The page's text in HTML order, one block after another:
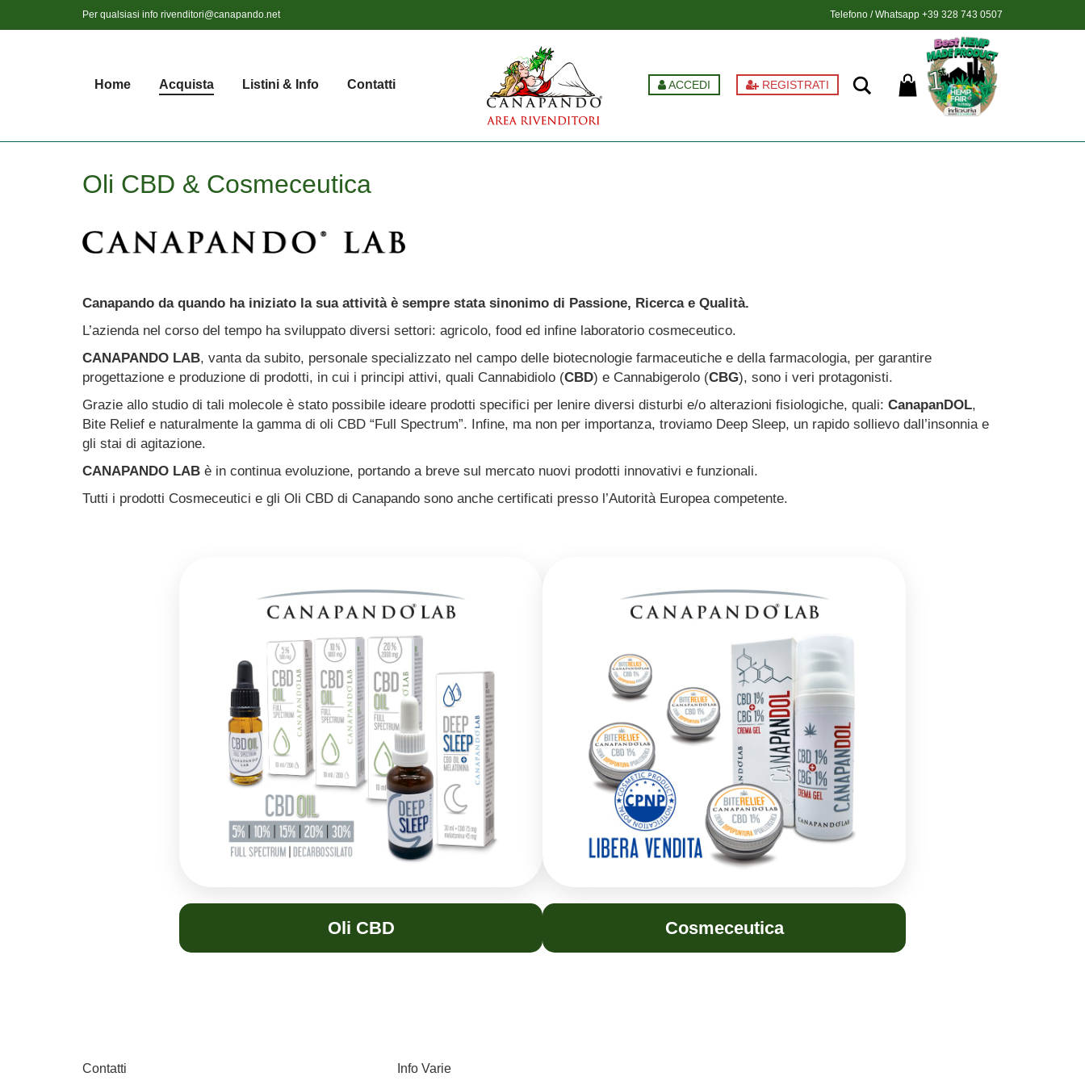
Per qualsiasi info rivenditori@canapando.net Telefono / Whatsapp +39 328 743 0507
Home Acquista Listini & Info Contatti ACCEDI REGISTRATI Ricerca
Oli CBD & Cosmeceutica
Canapando da quando ha iniziato la sua attività è sempre stata sinonimo di Passione, Ricerca e Qualità.
L’azienda nel corso del tempo ha sviluppato diversi settori: agricolo, food ed infine laboratorio cosmeceutico.
CANAPANDO LAB, vanta da subito, personale specializzato nel campo delle biotecnologie farmaceutiche e della farmacologia, per garantire
progettazione e produzione di prodotti, in cui i principi attivi, quali Cannabidiolo (CBD) e Cannabigerolo (CBG), sono i veri protagonisti.
Grazie allo studio di tali molecole è stato possibile ideare prodotti specifici per lenire diversi disturbi e/o alterazioni fisiologiche, quali: CanapanDOL,
Bite Relief e naturalmente la gamma di oli CBD “Full Spectrum”. Infine, ma non per importanza, troviamo Deep Sleep, un rapido sollievo dall’insonnia e
gli stai di agitazione.
CANAPANDO LAB è in continua evoluzione, portando a breve sul mercato nuovi prodotti innovativi e funzionali.
Tutti i prodotti Cosmeceutici e gli Oli CBD di Canapando sono anche certificati presso l’Autorità Europea competente.
Oli CBD Cosmeceutica
Contatti Info Varie